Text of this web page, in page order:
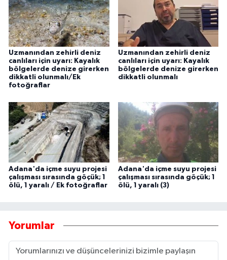
Uzmanından zehirli deniz
canlıları için uyarı: Kayalık
bölgelerde denize girerken
dikkatli olunmalı/Ek
fotoğraflar
Uzmanından zehirli deniz
canlıları için uyarı: Kayalık
bölgelerde denize girerken
dikkatli olunmalı
Adana'da içme suyu projesi
çalışması sırasında göçük; 1
ölü, 1 yaralı / Ek fotoğraflar
Adana'da içme suyu projesi
çalışması sırasında göçük; 1
ölü, 1 yaralı (3)
Yorumlar